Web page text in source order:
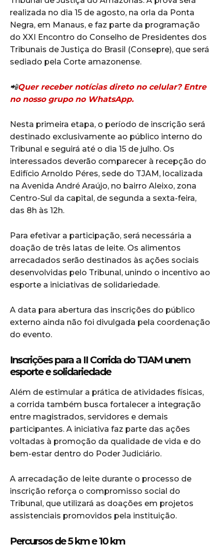
realizada no dia 15 de agosto, na orla da Ponta
Negra, em Manaus, e faz parte da programação
do XXI Encontro do Conselho de Presidentes dos
Tribunais de Justiça do Brasil (Consepre), que será
sediado pela Corte amazonense.
📲Quer receber notícias direto no celular? Entre
no nosso grupo no WhatsApp.
Nesta primeira etapa, o período de inscrição será
destinado exclusivamente ao público interno do
Tribunal e seguirá até o dia 15 de julho. Os
interessados deverão comparecer à recepção do
Edifício Arnoldo Péres, sede do TJAM, localizada
na Avenida André Araújo, no bairro Aleixo, zona
Centro-Sul da capital, de segunda a sexta-feira,
das 8h às 12h.
Para efetivar a participação, será necessária a
doação de três latas de leite. Os alimentos
arrecadados serão destinados às ações sociais
desenvolvidas pelo Tribunal, unindo o incentivo ao
esporte a iniciativas de solidariedade.
A data para abertura das inscrições do público
externo ainda não foi divulgada pela coordenação
do evento.
Inscrições para a II Corrida do TJAM unem
esporte e solidariedade
Além de estimular a prática de atividades físicas,
a corrida também busca fortalecer a integração
entre magistrados, servidores e demais
participantes. A iniciativa faz parte das ações
voltadas à promoção da qualidade de vida e do
bem-estar dentro do Poder Judiciário.
A arrecadação de leite durante o processo de
inscrição reforça o compromisso social do
Tribunal, que utilizará as doações em projetos
assistenciais promovidos pela instituição.
Percursos de 5 km e 10 km